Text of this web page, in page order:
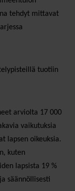
tehdyt mittavat
tuotiin
arviolta 17 000
vaikutuksia
lapsen oikeuksia.
kuten
lapsista 19 %
säännöllisesti